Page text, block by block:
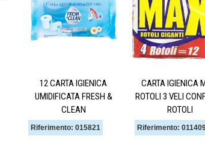
12 CARTA IGIENICA
UMIDIFICATA FRESH &
CLEAN
Riferimento: 015821
CARTA IGIENICA
ROTOLI 3 VELI
ROTOLI
Riferimento: